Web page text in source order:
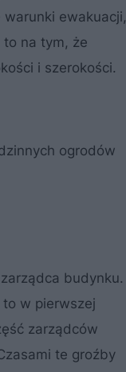
ewakuacji,
to na tym, że
i szerokości.
ogrodów
budynku.
w pierwszej
zarządców
te groźby